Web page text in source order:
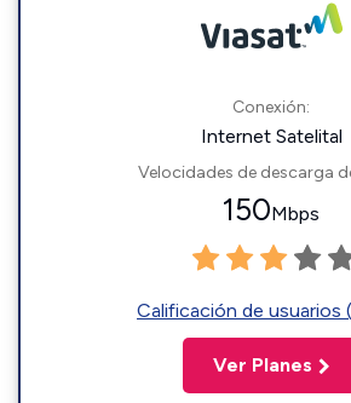
Conexión:
Internet Satelital
Velocidades de descarga
150Mbps
Calificación de usuarios
Ver Planes